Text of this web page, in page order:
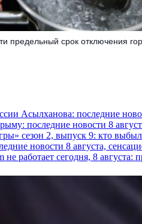
предельный срок отключения
Асылханова: последние
последние новости 8
сезон 2, выпуск 9: кто выбыл
новости 8 августа,
не работает сегодня, 8 августа: